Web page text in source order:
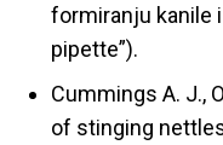
formiranju kanile
pipette”).
Cummings A. J.,
of stinging